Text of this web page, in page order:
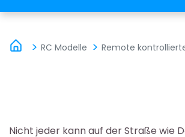
RC Modelle Remote
Nicht jeder kann auf der Straße wie